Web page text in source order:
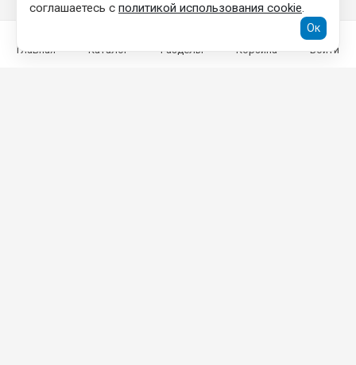
Главная Каталог Разделы Корзина Войти
соглашаетесь с политикой использования cookie.
Ок